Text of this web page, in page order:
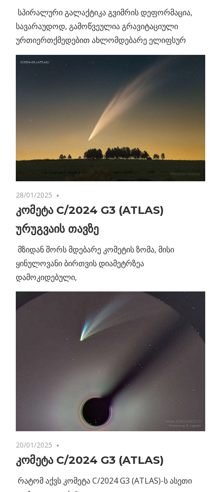
სპირალური გალაქტიკა გვიმრის დეფორმაცია,
სავარაუდოდ, გამოწვეულია გრავიტაციული
ურთიერთქმედებით ახლომდებარე ელიფსურ
28/01/2025
კომეტა C/2024 G3 (ATLAS)
ურუგვაის თავზე
მზიდან შორს მდებარე კომეტის ზომა, მისი
ყინულოვანი ბირთვის დიამეტრზეა
დამოკიდებული,
20/01/2025
კომეტა C/2024 G3 (ATLAS)
რატომ აქვს კომეტა C/2024 G3 (ATLAS)-ს ასეთი